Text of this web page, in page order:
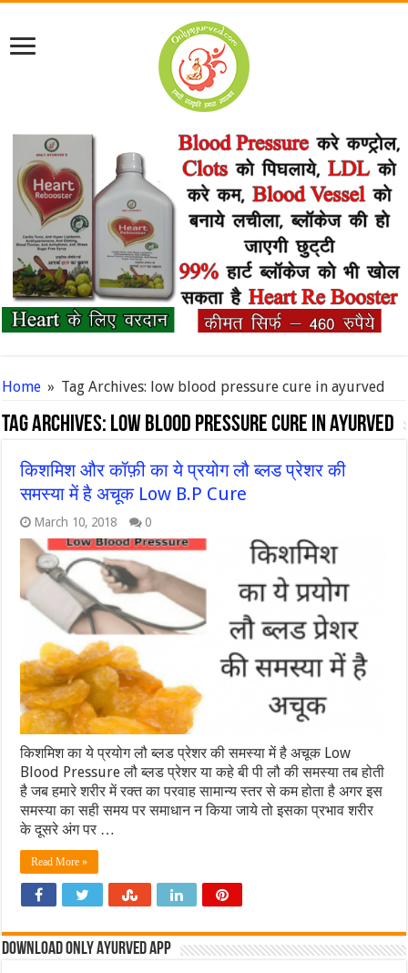
Home » Tag Archives: low blood pressure cure in ayurved
Tag Archives: low blood pressure cure in ayurved
किशमिश और कॉफ़ी का ये प्रयोग लौ ब्लड प्रेशर की
समस्या में है अचूक Low B.P Cure
March 10, 2018 0
किशमिश का ये प्रयोग लौ ब्लड प्रेशर की समस्या में है अचूक Low
Blood Pressure लौ ब्लड प्रेशर या कहे बी पी लौ की समस्या तब होती
है जब हमारे शरीर में रक्त का परवाह सामान्य स्तर से कम होता है अगर इस
समस्या का सही समय पर समाधान न किया जाये तो इसका प्रभाव शरीर
के दूसरे अंग पर …
Read More »
Download Only Ayurved App